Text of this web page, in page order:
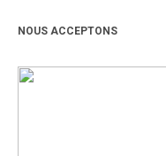
NOUS ACCEPTONS